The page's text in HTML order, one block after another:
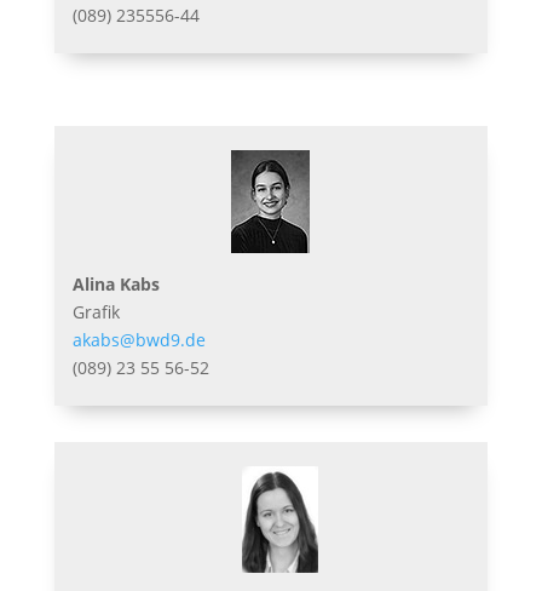
(089) 235556-44
Alina Kabs
Grafik
akabs@bwd9.de
(089) 23 55 56-52